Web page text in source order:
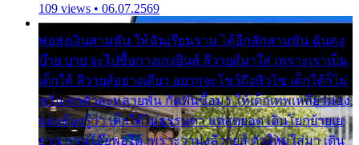
109 views • 06.07.2569
พ่อส่งเงินสามพัน ให้ฉันเรียนราม ได้อีกสักสามพัน ฉันคง
บ๊าย บาย จะไปซื้อกางเกงยีนส์ ลีวายส์มาใส่ เพราะเราเป็น
เด็กใต้ ลีวายส์อย่างเดียว อยากจะโชว์ถึงหิวโซ เด็กใต้ก็ไม่
หวั่น ตกตัวละหลายพัน กัดฟันซื้อมา ให้เด็กเทพเหลียวมอง
และต้องรู้ว่า เด็กใต้ไม่ธรรมดา แต่สุดยอด เดินโยกย้ายเย
ยวน กวนโอ๊ยพอได้ เพราะว่านุ่งลีวายส์ ตัวใหม่ใส่มา เดิน